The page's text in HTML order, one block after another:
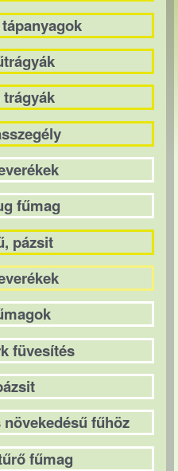
trágyák
fűmag
pázsit
füvesítés
fűhöz
fűmag